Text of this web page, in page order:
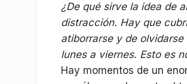
¿De qué sirve la idea de
distracción. Hay que
atiborrarse y de olvidarse
lunes a viernes. Esto es
Hay momentos de un